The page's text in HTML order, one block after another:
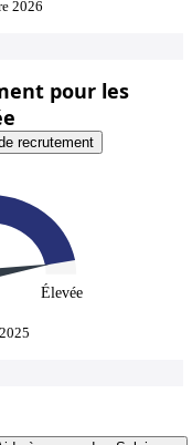
2026
pour les
recrutement
Élevée